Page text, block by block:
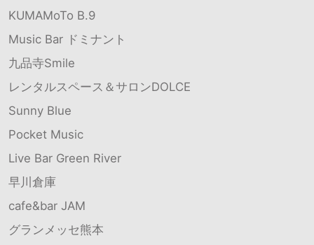
KUMAMoTo B.9
Music Bar ドミナント
九品寺Smile
レンタルスペース＆サロンDOLCE
Sunny Blue
Pocket Music
Live Bar Green River
早川倉庫
cafe&bar JAM
グランメッセ熊本